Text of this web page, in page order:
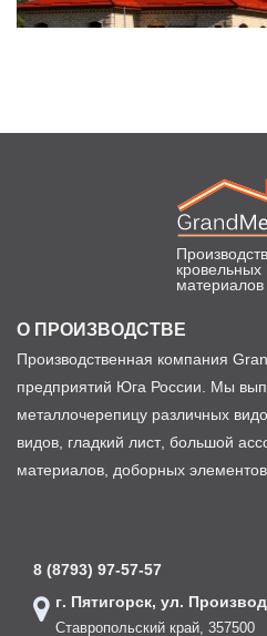
кровельных
материалов
О ПРОИЗВОДСТВЕ
Производственная компания
предприятий Юга России. Мы
металлочерепицу различных
видов, гладкий лист, большой
материалов, доборных элементов.
8 (8793) 97-57-57
г. Пятигорск, ул.
Ставропольский край, 357500